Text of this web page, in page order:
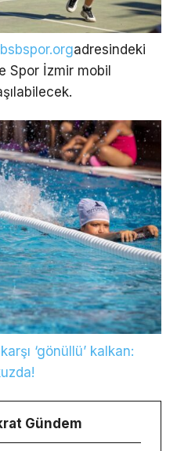
adresindeki
Spor İzmir mobil
‘gönüllü’ kalkan:
Gündem